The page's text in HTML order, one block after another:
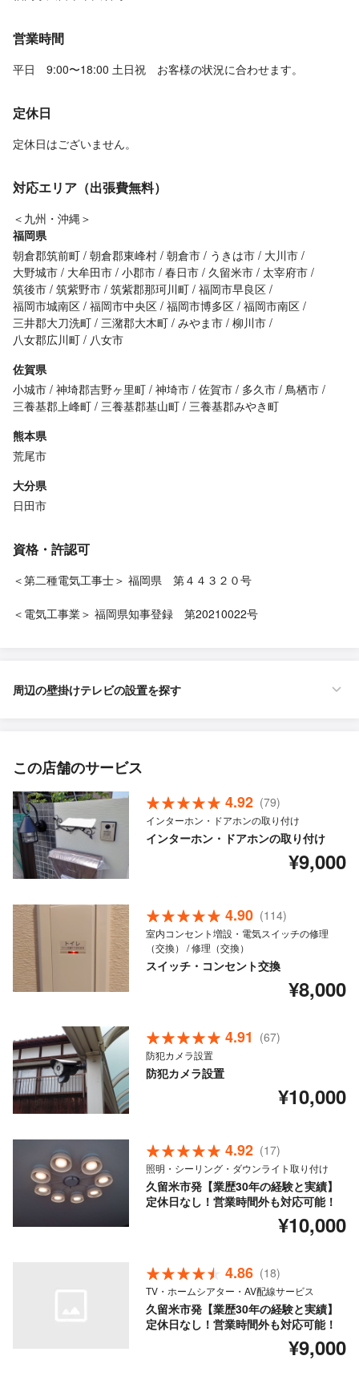
営業時間
平日 9:00〜18:00 土日祝 お客様の状況に合わせます。
定休日
定休日はございません。
対応エリア（出張費無料）
＜九州・沖縄＞
福岡県
朝倉郡筑前町 朝倉郡東峰村 朝倉市 うきは市
大川市
大野城市
大牟田市 小郡市 春日市 久留米市
太宰府市
筑後市 筑紫野市 筑紫郡那珂川町 福岡市早良区
福岡市城南区 福岡市中央区 福岡市博多区 福岡市南区
三井郡大刀洗町 三潴郡大木町 みやま市 柳川市
八女郡広川町
八女市
佐賀県
小城市 神埼郡吉野ヶ里町 神埼市 佐賀市 多久市 鳥栖市
三養基郡上峰町 三養基郡基山町 三養基郡みやき町
熊本県
荒尾市
大分県
日田市
資格・許認可
＜第二種電気工事士＞ 福岡県 第４４３２０号
＜電気工事業＞ 福岡県知事登録 第20210022号
周辺の壁掛けテレビの設置を探す
この店舗のサービス
4.92 (79)
インターホン・ドアホンの取り付け
インターホン・ドアホンの取り付け
¥9,000
4.90 (114)
室内コンセント増設・電気スイッチの修理
（交換） / 修理（交換）
スイッチ・コンセント交換
¥8,000
4.91 (67)
防犯カメラ設置
防犯カメラ設置
¥10,000
4.92 (17)
照明・シーリング・ダウンライト取り付け
久留米市発【業歴30年の経験と実績】
定休日なし！営業時間外も対応可能！
¥10,000
4.86 (18)
TV・ホームシアター・AV配線サービス
久留米市発【業歴30年の経験と実績】
定休日なし！営業時間外も対応可能！
¥9,000